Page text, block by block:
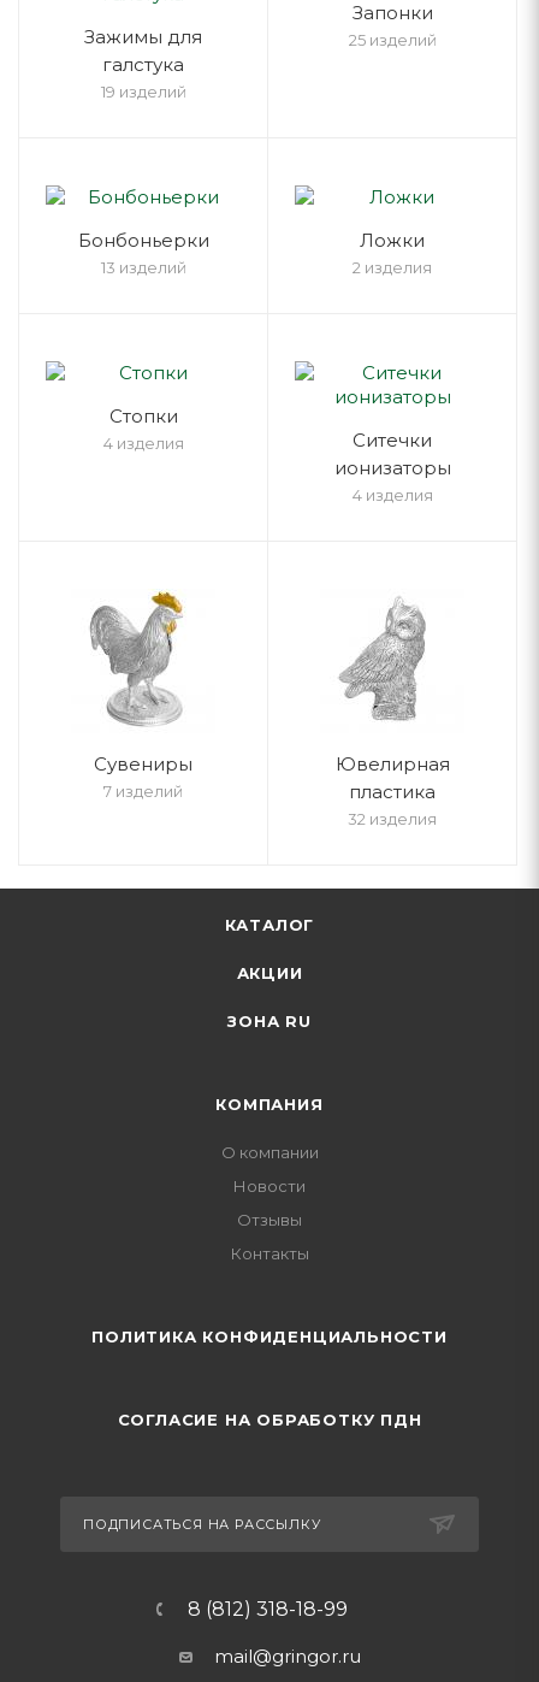
Зажимы для
галстука
19 изделий
Запонки
25 изделий
Бонбоньерки
13 изделий
Ложки
2 изделия
Стопки
4 изделия
Ситечки
ионизаторы
4 изделия
Cувениры
7 изделий
Ювелирная
пластика
32 изделия
КАТАЛОГ
АКЦИИ
ЗОНА RU
КОМПАНИЯ
О компании
Новости
Отзывы
Контакты
ПОЛИТИКА КОНФИДЕНЦИАЛЬНОСТИ
СОГЛАСИЕ НА ОБРАБОТКУ ПДН
ПОДПИСАТЬСЯ НА РАССЫЛКУ
8 (812) 318-18-99
mail@gringor.ru